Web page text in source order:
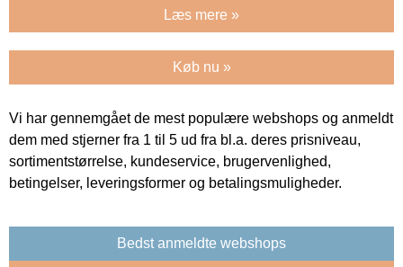
Læs mere »
Køb nu »
Vi har gennemgået de mest populære webshops og anmeldt
dem med stjerner fra 1 til 5 ud fra bl.a. deres prisniveau,
sortimentstørrelse, kundeservice, brugervenlighed,
betingelser, leveringsformer og betalingsmuligheder.
Bedst anmeldte webshops